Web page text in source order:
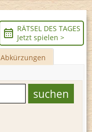
RÄTSEL DES TAGES
Jetzt spielen >
Abkürzungen